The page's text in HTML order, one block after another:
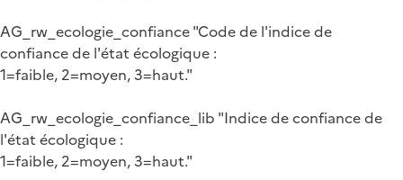
AG_rw_ecologie_confiance "Code de l'indice de
confiance de l'état écologique :
1=faible, 2=moyen, 3=haut."
AG_rw_ecologie_confiance_lib "Indice de confiance de
l'état écologique :
1=faible, 2=moyen, 3=haut."